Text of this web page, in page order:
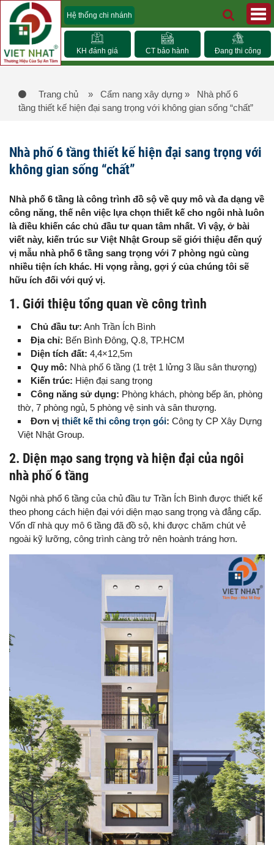
Hệ thống chi nhánh
KH đánh giá CT bảo hành Đang thi công
Trang chủ » Cẩm nang xây dựng » Nhà phố 6
tầng thiết kế hiện đại sang trọng với không gian sống “chất”
Nhà phố 6 tầng thiết kế hiện đại sang trọng với
không gian sống “chất”
Nhà phố 6 tầng là công trình đồ sộ về quy mô và đa dạng về
công năng, thế nên việc lựa chọn thiết kế cho ngôi nhà luôn
là điều khiến các chủ đầu tư quan tâm nhất. Vì vậy, ở bài
viết này, kiến trúc sư Việt Nhật Group sẽ giới thiệu đến quý
vị mẫu nhà phố 6 tầng sang trọng với 7 phòng ngủ cùng
nhiều tiện ích khác. Hi vọng rằng, gợi ý của chúng tôi sẽ
hữu ích đối với quý vị.
1. Giới thiệu tổng quan về công trình
Chủ đầu tư: Anh Trần Ích Bình
Địa chỉ: Bến Bình Đông, Q.8, TP.HCM
Diện tích đất: 4,4×12,5m
Quy mô: Nhà phố 6 tầng (1 trệt 1 lửng 3 lầu sân thượng)
Kiến trúc: Hiện đại sang trọng
Công năng sử dụng: Phòng khách, phòng bếp ăn, phòng
thờ, 7 phòng ngủ, 5 phòng vệ sinh và sân thượng.
Đơn vị thiết kế thi công trọn gói: Công ty CP Xây Dựng
Việt Nhật Group.
2. Diện mạo sang trọng và hiện đại của ngôi
nhà phố 6 tầng
Ngôi nhà phố 6 tầng của chủ đầu tư Trần Ích Bình được thiết kế
theo phong cách hiện đại với diện mạo sang trọng và đẳng cấp.
Vốn dĩ nhà quy mô 6 tầng đã đồ sộ, khi được chăm chút vẻ
ngoài kỹ lưỡng, công trình càng trở nên hoành tráng hơn.